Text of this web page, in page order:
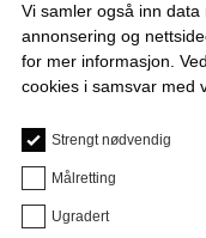
Vi samler også inn
annonsering og
for mer informasjon.
cookies i samsvar med
Strengt nødvendig
Målretting
Ugradert